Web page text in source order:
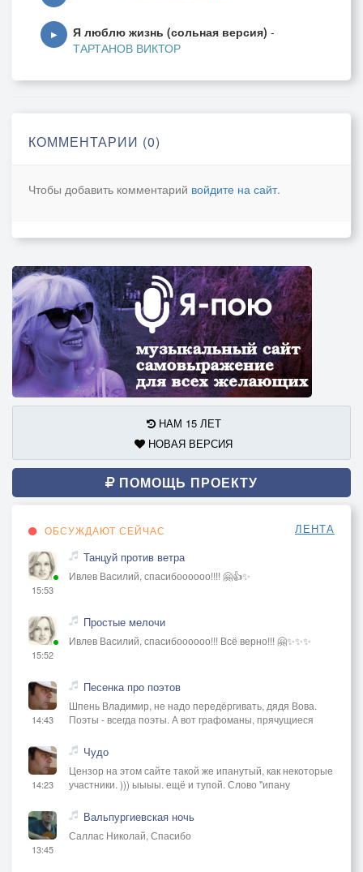
▶ Я люблю жизнь (сольная версия) -
ТАРТАНОВ ВИКТОР
КОММЕНТАРИИ (0)
Чтобы добавить комментарий войдите на сайт.
НАМ 15 ЛЕТ
НОВАЯ ВЕРСИЯ
ПОМОЩЬ ПРОЕКТУ
ОБСУЖДАЮТ СЕЙЧАС ЛЕНТА
15:53
Танцуй против ветра
Ивлев Василий, спасибоооооо!!!! 🤗👍✨
15:52
Простые мелочи
Ивлев Василий, спасибоооооо!!! Всё верно!!! 🤗✨✨✨
14:43
Песенка про поэтов
Шпень Владимир, не надо передёргивать, дядя Вова.
Поэты - всегда поэты. А вот графоманы, прячущиеся
14:23
Чудо
Цензор на этом сайте такой же ипанутый, как некоторые
участники. ))) ыыыы. ещё и тупой. Слово "ипану
13:45
Вальпургиевская ночь
Саллас Николай, Спасибо